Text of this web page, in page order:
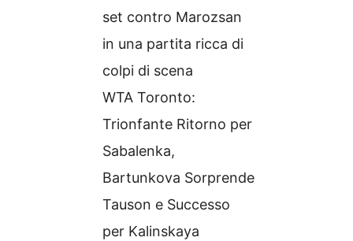
set contro Marozsan
in una partita ricca di
colpi di scena
WTA Toronto:
Trionfante Ritorno per
Sabalenka,
Bartunkova Sorprende
Tauson e Successo
per Kalinskaya